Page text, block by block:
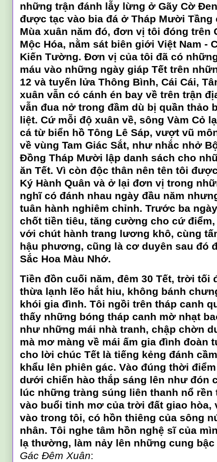
những trận đánh lẫy lừng ở Gãy Cờ
được tạc vào bia đá ở Tháp Mười Tầng
Mùa xuân năm đó, đơn vị tôi đóng trên
Mộc Hóa, nằm sát biên giới Việt Nam -
Kiến Tường. Đơn vị của tôi đã có
máu vào những ngày giáp Tết trên
12 và tuyến lửa Thông Bình, Cái Cái,
xuân vẫn có cánh én bay về trên trận
vẫn đua nở trong đầm dù bị quần thảo
liệt. Cứ mỗi độ xuân về, sông Vàm Cỏ
cá từ biển hồ Tông Lê Sáp, vượt vũ
về vùng Tam Giác Sắt, như nhắc nhở
Đồng Tháp Mười lập danh sách cho
ăn Tết. Vì còn độc thân nên tên tôi
Ký Hành Quân và ở lại đơn vị trong
nghĩ có đánh nhau ngày đầu năm
tuân hành nghiêm chỉnh. Trước ba
chốt tiền tiêu, tăng cường cho cứ
với chút hành trang lương khô, cùng
hậu phương, cũng là cơ duyên sau đó
Sắc Hoa Màu Nhớ.
Tiền đồn cuối năm, đêm 30 Tết, trời tối
thừa lạnh lẽo hắt hiu, không bánh
khói gia đình. Tôi ngồi trên tháp canh
thấy những bóng tháp canh mờ nhạt
như những mái nhà tranh, chập chờn
mà mơ màng về mái ấm gia đình đoàn
cho lời chúc Tết là tiếng kẻng đánh
khẩu lên phiên gác. Vào đúng thời
dưới chiến hào thắp sáng lên như đón
lúc những tràng súng liên thanh nổ
vào buổi tinh mơ của trời đất giao hòa,
vào trong tôi, có hồn thiêng của sông
nhân. Tôi nghe tâm hồn nghệ sĩ của
lạ thường, làm nảy lên những cung
Gác Đêm Xuân: